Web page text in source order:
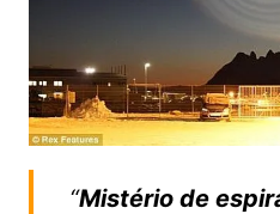
“Mistério de